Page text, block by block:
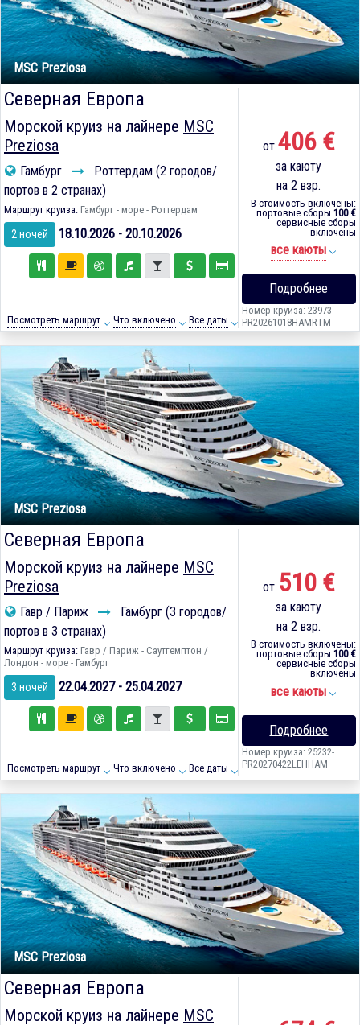
MSC Preziosa
Северная Европа
Морской круиз на лайнере MSC
Preziosa
Гамбург
Роттердам (2 городов/
портов в 2 странах)
Маршрут круиза: Гамбург - море - Роттердам
2 ночей 18.10.2026 - 20.10.2026
Посмотреть маршрут Что включено Все даты
от 406 €
за каюту
на 2 взр.
В стоимость включены:
портовые сборы 100 €
сервисные сборы
включены
все каюты
Подробнее
Номер круиза: 23973-
PR20261018HAMRTM
MSC Preziosa
Северная Европа
Морской круиз на лайнере MSC
Preziosa
Гавр / Париж
Гамбург (3 городов/
портов в 3 странах)
Маршрут круиза: Гавр / Париж - Саутгемптон /
Лондон - море - Гамбург
3 ночей 22.04.2027 - 25.04.2027
Посмотреть маршрут Что включено Все даты
от 510 €
за каюту
на 2 взр.
В стоимость включены:
портовые сборы 100 €
сервисные сборы
включены
все каюты
Подробнее
Номер круиза: 25232-
PR20270422LEHHAM
MSC Preziosa
Северная Европа
Морской круиз на лайнере MSC